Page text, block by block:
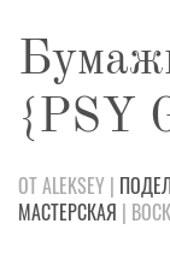
{PSY
ОТ ALEKSEY |
МАСТЕРСКАЯ |